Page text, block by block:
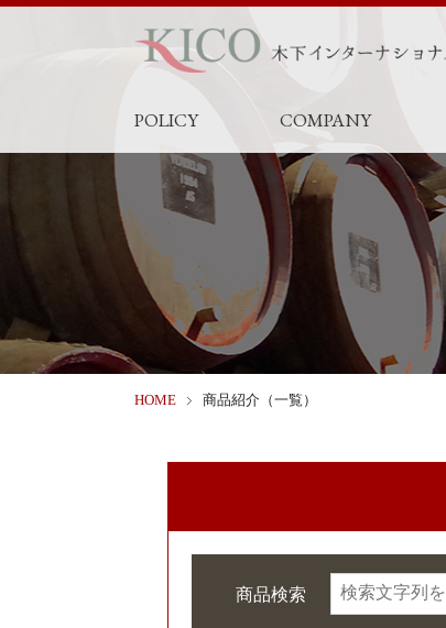
POLICY COMPANY
HOME 商品紹介（一覧）
商品検索